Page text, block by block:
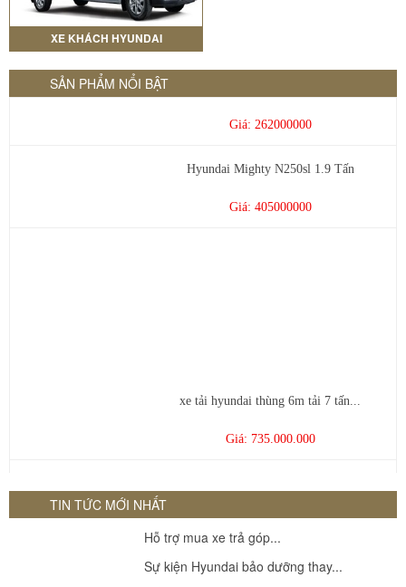
XE KHÁCH HYUNDAI
SẢN PHẨM NỔI BẬT
Tera 110 thùng kín inox
TIN TỨC MỚI NHẤT
Hỗ trợ mua xe trả góp...
Sự kiện Hyundai bảo dưỡng thay...